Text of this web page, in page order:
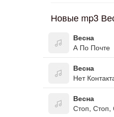
Новые mp3
Весна
А По Почте
Весна
Нет
Весна
Стоп, Стоп,